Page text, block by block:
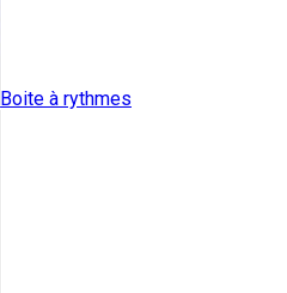
Boite à rythmes